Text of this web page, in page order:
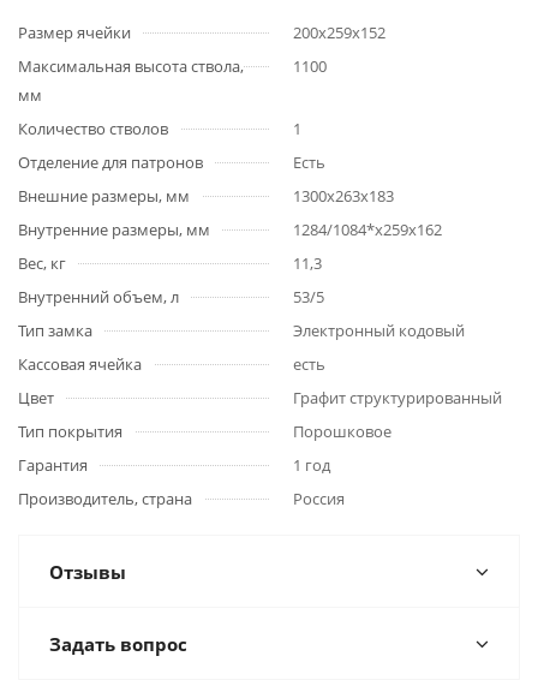
Размер ячейки
200x259x152
Максимальная высота ствола,
мм
1100
Количество стволов
1
Отделение для патронов
Есть
Внешние размеры, мм
1300x263x183
Внутренние размеры, мм
1284/1084*x259x162
Вес, кг
11,3
Внутренний объем, л
53/5
Тип замка
Электронный кодовый
Кассовая ячейка
есть
Цвет
Графит структурированный
Тип покрытия
Порошковое
Гарантия
1 год
Производитель, страна
Россия
Отзывы
Задать вопрос